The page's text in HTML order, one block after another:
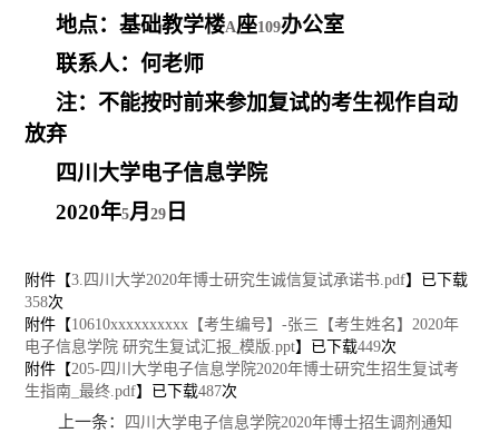
地点：基础教学楼A座109办公室
联系人：何老师
注：不能按时前来参加复试的考生视作自动
放弃
四川大学电子信息学院
2020年5月29 日
附件【3.四川大学2020年博士研究生诚信复试承诺书.pdf】已下载
358次
附件【10610xxxxxxxxxx【考生编号】-张三【考生姓名】2020年
电子信息学院 研究生复试汇报_模版.ppt】已下载449次
附件【205-四川大学电子信息学院2020年博士研究生招生复试考
生指南_最终.pdf】已下载487次
上一条： 四川大学电子信息学院2020年博士招生调剂通知